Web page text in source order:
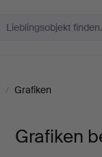
/ Grafiken
Grafiken